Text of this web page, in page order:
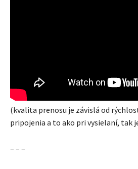
(kvalita prenosu je závislá od
pripojenia a to ako pri vysielaní, tak
– – –